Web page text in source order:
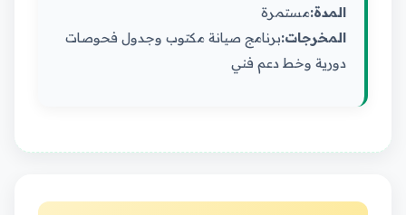
المدة:مستمرة
المخرجات:برنامج صيانة مكتوب وجدول فحوصات
دورية وخط دعم فني